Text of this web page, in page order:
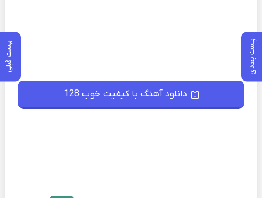
پست بعدی پست قبلی
دانلود آهنگ با کیفیت خوب 128